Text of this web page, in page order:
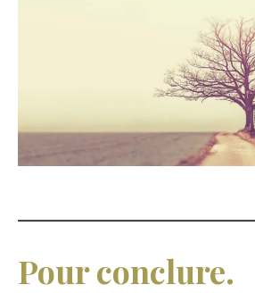
Pour conclure.